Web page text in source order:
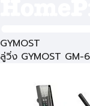
GYMOST
ลู่วิ่ง GYMOST GM-